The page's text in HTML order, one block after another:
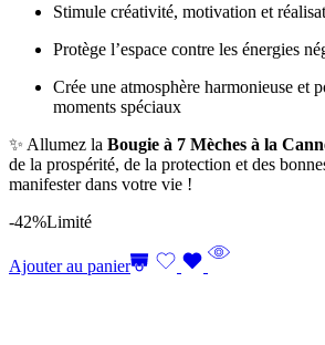
Stimule créativité, motivation et
Protège l’espace contre les énergies
Crée une atmosphère harmonieuse et
moments spéciaux
✨ Allumez la Bougie à 7 Mèches à la
de la prospérité, de la protection et des
manifester dans votre vie !
-42%Limité
Ajouter au panier